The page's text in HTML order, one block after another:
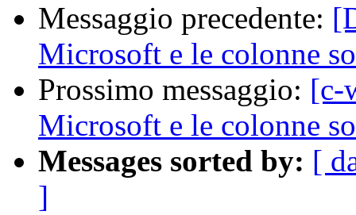
Messaggio precedente:
Microsoft e le colonne
Prossimo messaggio: [c-
Microsoft e le colonne
Messages sorted by: [
]